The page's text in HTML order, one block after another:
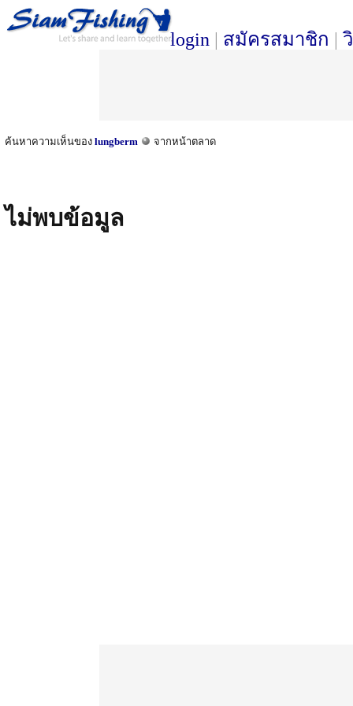
login | สมัครสมาชิก |
ค้นหาความเห็นของ lungberm จากหน้าตลาด
ไม่พบข้อมูล